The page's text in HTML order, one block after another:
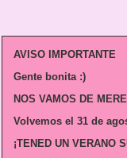
AVISO IMPORTANTE
Gente bonita :)
NOS VAMOS DE
Volvemos el 31 de
¡TENED UN VERANO